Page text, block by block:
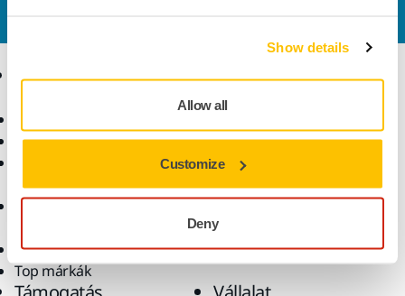
Show details
Allow all
Customize
Deny
Termékek
Pormentes csiszolás
polírpaszták
Kiegészítők és
Szuperkoptató anyagok
Top márkák
Tudásbázis
Alkalmazások
Megoldások